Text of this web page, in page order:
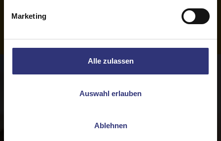
Marketing
Alle zulassen
Auswahl erlauben
Ablehnen